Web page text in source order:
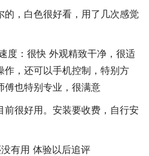
的，白色很好看，用了几次感觉
度：很快 外观精致干净，很适
作，还可以手机控制，特别方
傅也特别专业，很满意
前很好用。安装要收费，自行安
有用 体验以后追评